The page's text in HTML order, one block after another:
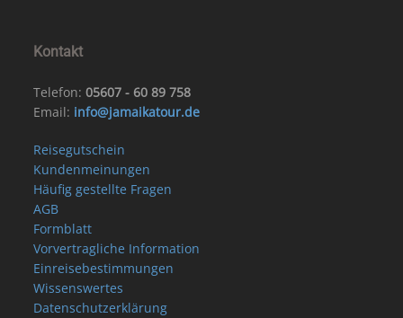
Kontakt
Telefon:05607 - 60 89 758
Email: info@jamaikatour.de
Reisegutschein
Kundenmeinungen
Häufig gestellte Fragen
AGB
Formblatt
Vorvertragliche Information
Einreisebestimmungen
Wissenswertes
Datenschutzerklärung